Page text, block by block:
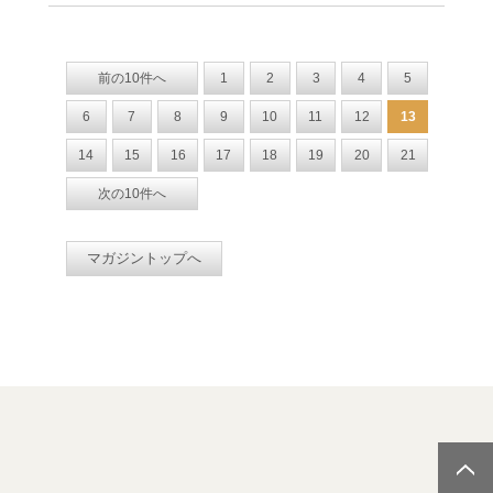
前の10件へ 1 2 3 4 5
6 7 8 9 10 11 12 13
14 15 16 17 18 19 20 21
次の10件へ
マガジントップへ